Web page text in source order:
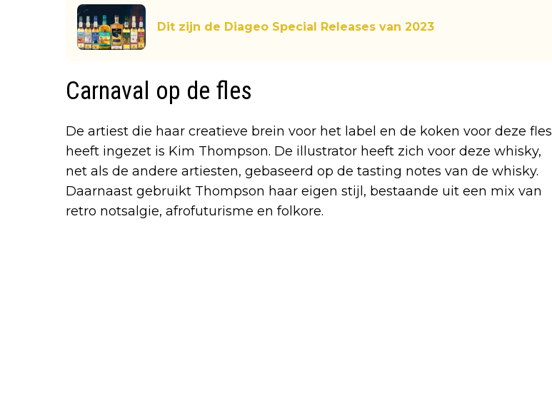
Dit zijn de Diageo Special Releases van 2023
Carnaval op de fles
De artiest die haar creatieve brein voor het label en de koken voor deze fles
heeft ingezet is Kim Thompson. De illustrator heeft zich voor deze whisky,
net als de andere artiesten, gebaseerd op de tasting notes van de whisky.
Daarnaast gebruikt Thompson haar eigen stijl, bestaande uit een mix van
retro notsalgie, afrofuturisme en folkore.